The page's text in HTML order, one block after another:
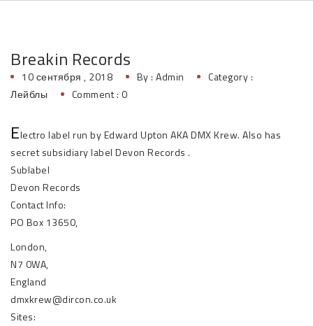
Breakin Records
10 сентября , 2018 By : Admin
Category :
Лейблы
Comment : 0
Electro label run by Edward Upton AKA DMX Krew. Also has
secret subsidiary label Devon Records .
Sublabel
Devon Records
Contact Info:
PO Box 13650,
London,
N7 0WA,
England
dmxkrew@dircon.co.uk
Sites: